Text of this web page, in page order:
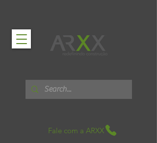
Fale com a ARXX